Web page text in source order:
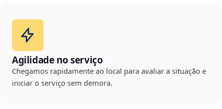
Agilidade no serviço
Chegamos rapidamente ao local para avaliar a situação e
iniciar o serviço sem demora.